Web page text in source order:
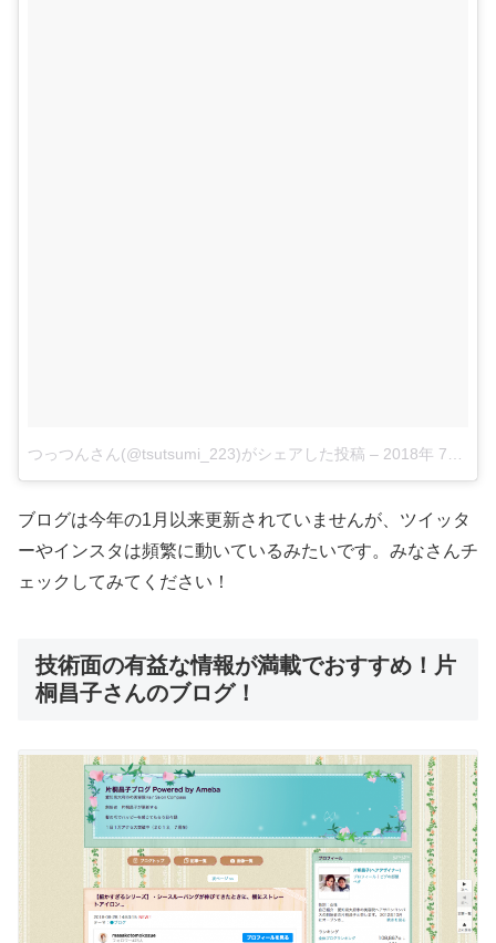
つっつんさん(@tsutsumi_223)がシェアした投稿 – 2018年 7月月21日午前3時38分PDT
ブログは今年の1月以来更新されていませんが、ツイッタ
ーやインスタは頻繁に動いているみたいです。みなさんチ
ェックしてみてください！
技術面の有益な情報が満載でおすすめ！片
桐昌子さんのブログ！